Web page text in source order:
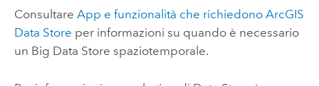
Consultare App e funzionalità che richiedono ArcGIS
Data Store per informazioni su quando è necessario
un Big Data Store spaziotemporale.